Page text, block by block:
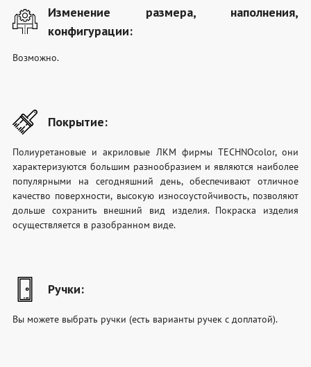
Изменение размера, наполнения,
конфигурации:
Возможно.
Покрытие:
Полиуретановые и акриловые ЛКМ фирмы TECHNOcolor, они
характеризуются большим разнообразием и являются наиболее
популярными на сегодняшний день, обеспечивают отличное
качество поверхности, высокую износоустойчивость, позволяют
дольше сохранить внешний вид изделия. Покраска изделия
осуществляется в разобранном виде.
Ручки:
Вы можете выбрать ручки (есть варианты ручек с доплатой).